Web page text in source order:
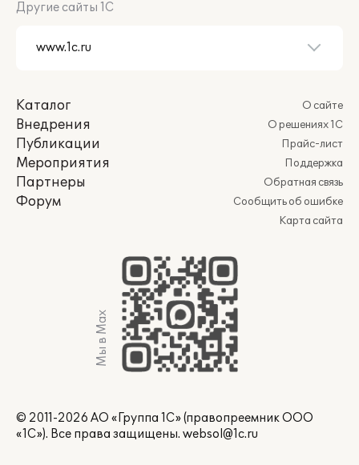
Другие сайты 1С
Каталог
Внедрения
Публикации
Мероприятия
Партнеры
Форум
О сайте
О решениях 1С
Прайс-лист
Поддержка
Обратная связь
Сообщить об ошибке
Карта сайта
Мы в Max
© 2011-2026 АО «Группа 1С» (правопреемник ООО
«1С»). Все права защищены. websol@1c.ru